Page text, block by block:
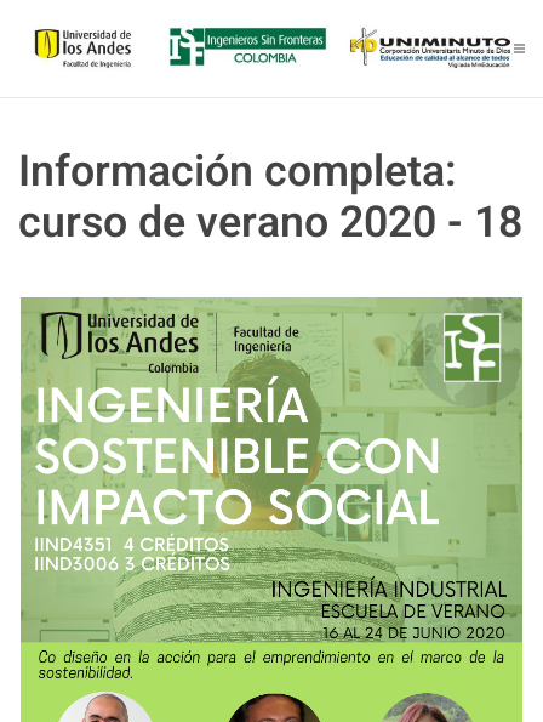
Skip to main content
Información completa:
curso de verano 2020 - 18